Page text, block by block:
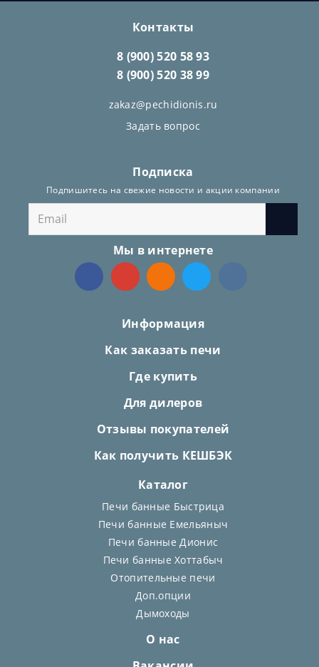
Контакты
8 (900) 520 58 93
8 (900) 520 38 99
zakaz@pechidionis.ru
Задать вопрос
Подписка
Подпишитесь на свежие новости и акции компании
Мы в интернете
Информация
Как заказать печи
Где купить
Для дилеров
Отзывы покупателей
Как получить КЕШБЭК
Каталог
Печи банные Быстрица
Печи банные Емельяныч
Печи банные Дионис
Печи банные Хоттабыч
Отопительные печи
Доп.опции
Дымоходы
О нас